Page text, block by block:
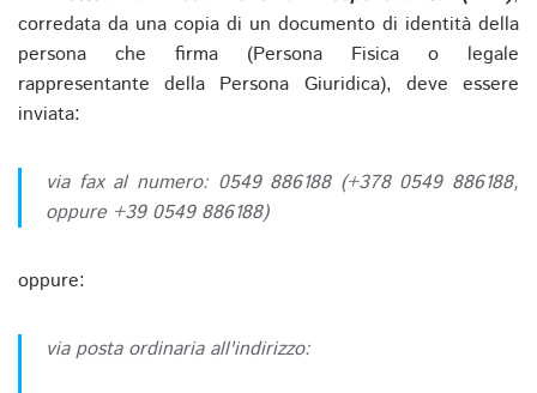
corredata da una copia di un documento di identità della
persona che firma (Persona Fisica o legale
rappresentante della Persona Giuridica), deve essere
inviata:
via fax al numero: 0549 886188 (+378 0549 886188,
oppure +39 0549 886188)
oppure:
via posta ordinaria all'indirizzo: